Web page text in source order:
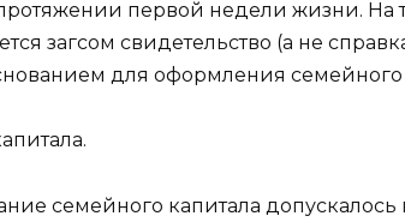
первой недели жизни. На
загсом свидетельство (а не
для оформления семейного
семейного капитала